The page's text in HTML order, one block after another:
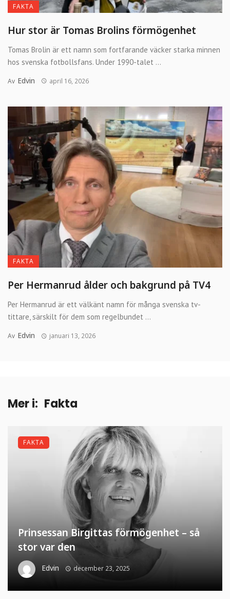
FAKTA
Hur stor är Tomas Brolins förmögenhet
Tomas Brolin är ett namn som fortfarande väcker starka minnen
hos svenska fotbollsfans. Under 1990-talet ...
Av Edvin april 16, 2026
FAKTA
Per Hermanrud ålder och bakgrund på TV4
Per Hermanrud är ett välkänt namn för många svenska tv-
tittare, särskilt för dem som regelbundet ...
Av Edvin januari 13, 2026
Mer i: Fakta
Prinsessan Birgittas förmögenhet – så
stor var den
Edvin december 23, 2025
FAKTA